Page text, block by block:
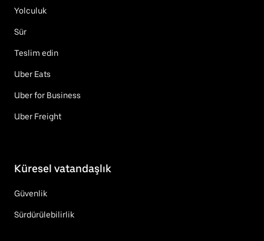
Yolculuk
Sür
Teslim edin
Uber Eats
Uber for Business
Uber Freight
Küresel vatandaşlık
Güvenlik
Sürdürülebilirlik